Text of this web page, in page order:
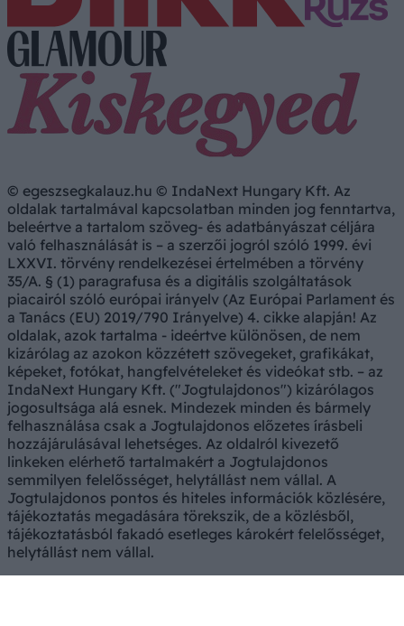
© egeszsegkalauz.hu © IndaNext Hungary Kft. Az
oldalak tartalmával kapcsolatban minden jog fenntartva,
beleértve a tartalom szöveg- és adatbányászat céljára
való felhasználását is – a szerzői jogról szóló 1999. évi
LXXVI. törvény rendelkezései értelmében a törvény
35/A. § (1) paragrafusa és a digitális szolgáltatások
piacairól szóló európai irányelv (Az Európai Parlament és
a Tanács (EU) 2019/790 Irányelve) 4. cikke alapján! Az
oldalak, azok tartalma - ideértve különösen, de nem
kizárólag az azokon közzétett szövegeket, grafikákat,
képeket, fotókat, hangfelvételeket és videókat stb. – az
IndaNext Hungary Kft. ("Jogtulajdonos") kizárólagos
jogosultsága alá esnek. Mindezek minden és bármely
felhasználása csak a Jogtulajdonos előzetes írásbeli
hozzájárulásával lehetséges. Az oldalról kivezető
linkeken elérhető tartalmakért a Jogtulajdonos
semmilyen felelősséget, helytállást nem vállal. A
Jogtulajdonos pontos és hiteles információk közlésére,
tájékoztatás megadására törekszik, de a közlésből,
tájékoztatásból fakadó esetleges károkért felelősséget,
helytállást nem vállal.